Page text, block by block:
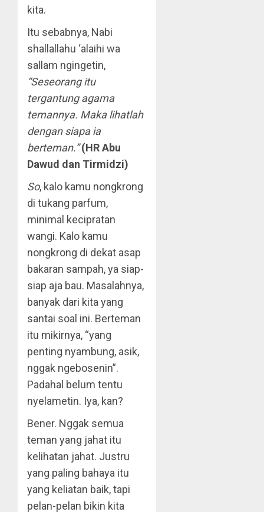
kita.
Itu sebabnya, Nabi
shallallahu ‘alaihi wa
sallam ngingetin,
“Seseorang itu
tergantung agama
temannya. Maka lihatlah
dengan siapa ia
berteman.”(HR Abu
Dawud dan Tirmidzi)
So, kalo kamu nongkrong
di tukang parfum,
minimal kecipratan
wangi. Kalo kamu
nongkrong di dekat asap
bakaran sampah, ya siap-
siap aja bau. Masalahnya,
banyak dari kita yang
santai soal ini. Berteman
itu mikirnya, “yang
penting nyambung, asik,
nggak ngebosenin”.
Padahal belum tentu
nyelametin. Iya, kan?
Bener. Nggak semua
teman yang jahat itu
kelihatan jahat. Justru
yang paling bahaya itu
yang keliatan baik, tapi
pelan-pelan bikin kita